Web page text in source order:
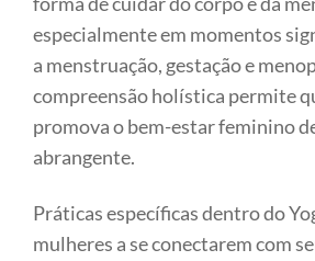
especialmente em momentos
a menstruação, gestação e
compreensão holística permite
promova o bem-estar feminino
abrangente.
Práticas específicas dentro do
mulheres a se conectarem com